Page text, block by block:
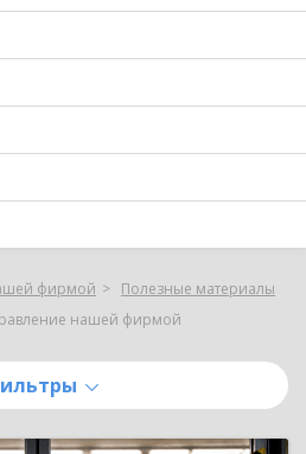
фирмой
Полезные материалы
нашей фирмой